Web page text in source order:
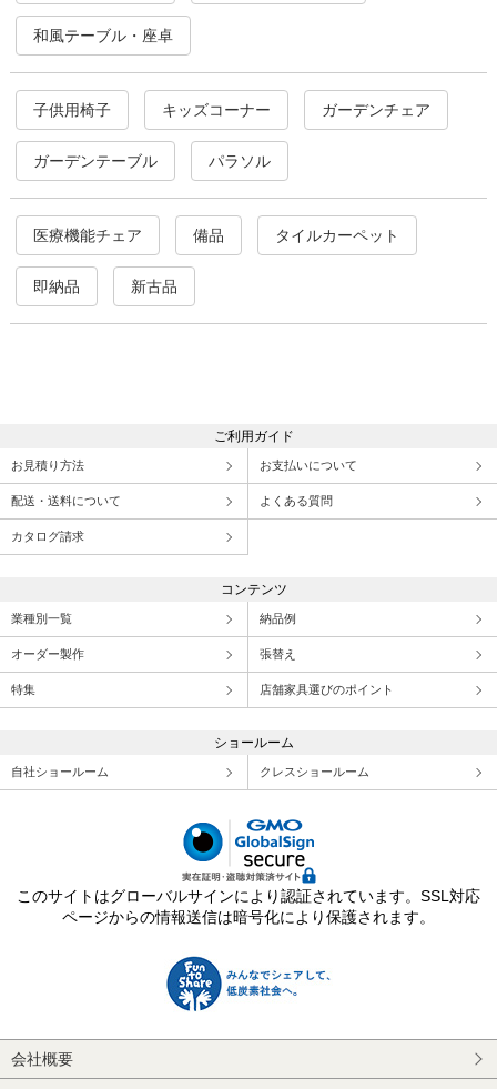
和風テーブル・座卓
子供用椅子 キッズコーナー ガーデンチェア
ガーデンテーブル パラソル
医療機能チェア 備品 タイルカーペット
即納品 新古品
ご利用ガイド
お見積り方法 お支払いについて
配送・送料について よくある質問
カタログ請求
コンテンツ
業種別一覧 納品例
オーダー製作 張替え
特集 店舗家具選びのポイント
ショールーム
自社ショールーム クレスショールーム
このサイトはグローバルサインにより認証されています。SSL対応
ページからの情報送信は暗号化により保護されます。
会社概要